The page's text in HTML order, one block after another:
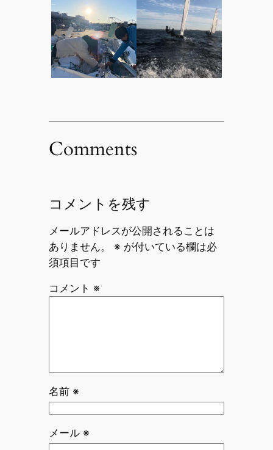
Comments
コメントを残す
メールアドレスが公開されることは
ありません。
※ が付いている欄は必
須項目です
コメント ※
名前 ※
メール ※